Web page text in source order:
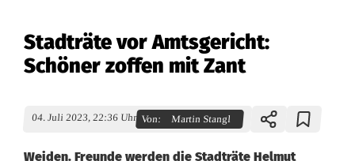
Stadträte vor Amtsgericht:
Schöner zoffen mit Zant
04. Juli 2023, 22:36 Uhr Von: Martin Stangl
Weiden. Freunde werden die Stadträte Helmut